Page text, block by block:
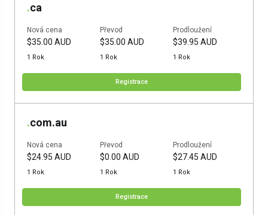
.ca
Nová cena
$35.00 AUD
1 Rok
Převod
$35.00 AUD
1 Rok
Prodloužení
$39.95 AUD
1 Rok
Registrace
.com.au
Nová cena
$24.95 AUD
1 Rok
Převod
$0.00 AUD
1 Rok
Prodloužení
$27.45 AUD
1 Rok
Registrace